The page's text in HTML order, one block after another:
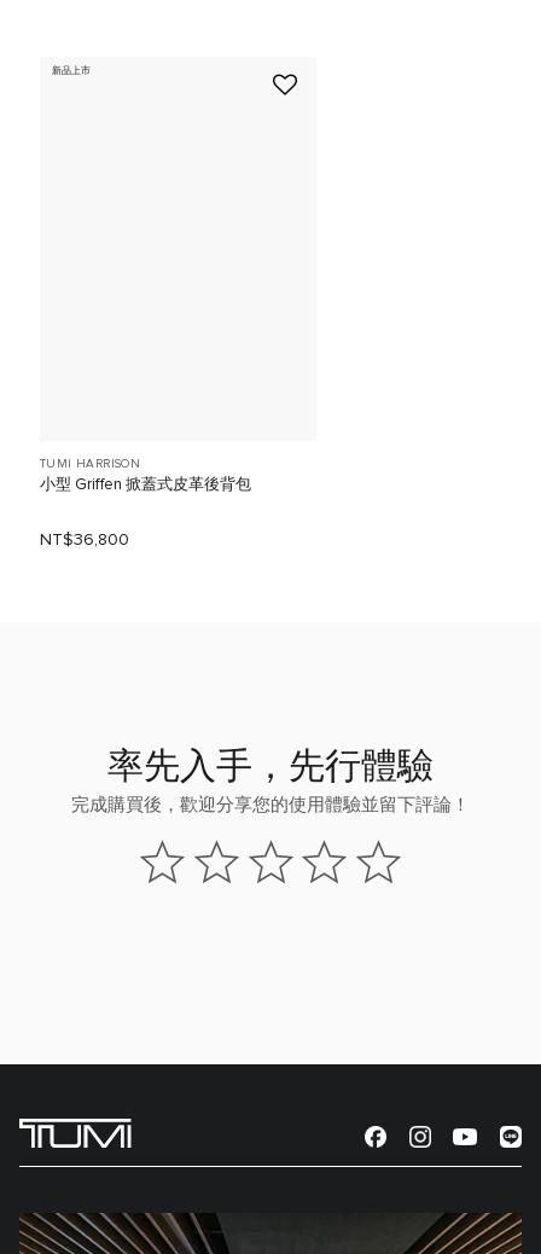
新品上市
TUMI HARRISON
小型 Griffen 掀蓋式皮革後背包
NT$36,800
率先入手，先行體驗
完成購買後，歡迎分享您的使用體驗並留下評論！